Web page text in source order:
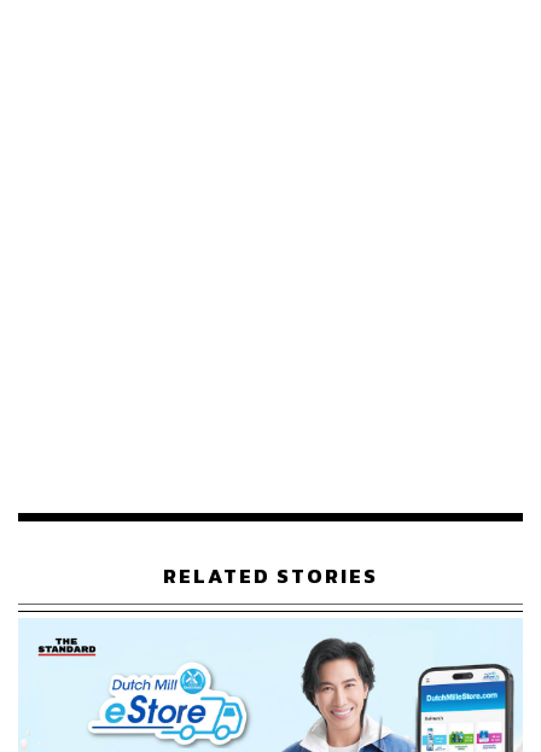
ขณะที่ ปานเทพย์ นิลสินธพ Chief Customer Officer จาก
สยามพิวรรธน์ เผยมุมมองที่น่าสนใจว่า แม้อีคอมเมิร์ซจะบูม
แต่ศูนย์การค้ายังคงมีความสำคัญในฐานะ ‘Social Hub’ โดย
ความถี่ในการเข้าศูนย์การค้ายังคงอยู่ที่ 5 ครั้งต่อเดือน
สะท้อนให้เห็นว่าผู้คนยังต้องการพื้นที่จริงสำหรับพบปะ
สังสรรค์
RELATED STORIES